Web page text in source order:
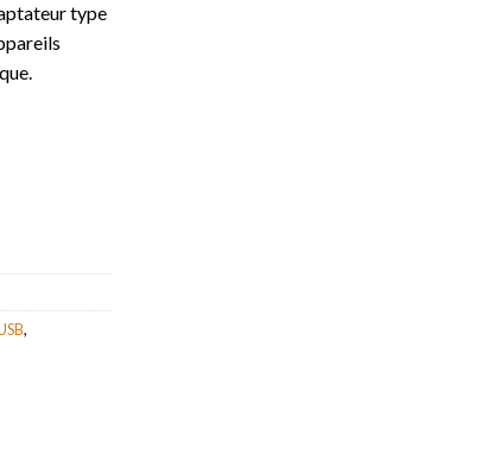
type
,